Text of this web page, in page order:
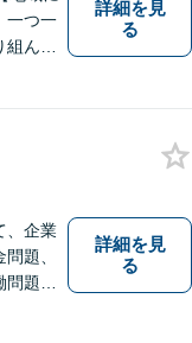
一つ一
んで
利を
致し
詳細を見
る
、企業
題、
題そ
詳細を見
る